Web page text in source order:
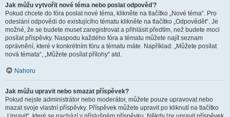
Jak můžu vytvořit nové téma nebo poslat odpověď?
Pokud chcete do fóra poslat nové téma, klikněte na tlačítko „Nové téma“. Pro
odeslání odpovědi do existujícího tématu klikněte na tlačítko „Odpovědět“. Je
možné, že se budete muset zaregistrovat a přihlásit předtím, než budete moci
posílat příspěvky. Naspodu každého fóra a tématu můžete najít seznam
oprávnění, které v konkrétním fóru a tématu máte. Například: „Můžete posílat
nová témata“, „Můžete posílat přílohy“ atd.
Nahoru
Jak můžu upravit nebo smazat příspěvek?
Pokud nejste administrátor nebo moderátor, můžete pouze upravovat nebo
mazat svoje vlastní příspěvky. Příspěvek můžete upravit po kliknutí na tlačítko